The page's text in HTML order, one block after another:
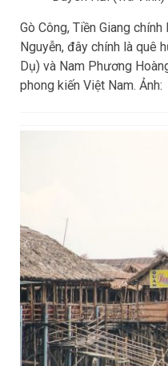
Gò Công, Tiền Giang
Nguyễn, đây chính là quê
Dụ) và Nam Phương
phong kiến Việt Nam. Ảnh: